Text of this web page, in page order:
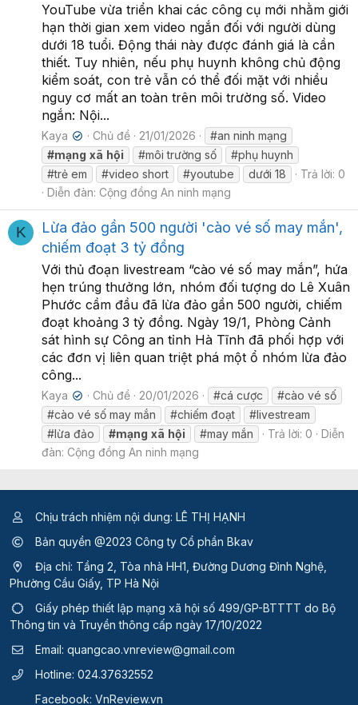
YouTube vừa triển khai các công cụ mới nhằm giới
hạn thời gian xem video ngắn đối với người dùng
dưới 18 tuổi. Động thái này được đánh giá là cần
thiết. Tuy nhiên, nếu phụ huynh không chủ động
kiểm soát, con trẻ vẫn có thể đối mặt với nhiều
nguy cơ mất an toàn trên môi trường số. Video
ngắn: Nội...
Kaya ✔ Chủ đề 21/01/2026
#an ninh mạng
#mạng xã hội #môi trường số
#phụ huynh
#trẻ em
#video short #youtube dưới 18
Trả lời: 0
Diễn đàn: Cộng đồng An ninh mạng
K
Lừa đảo gần 500 người 'cào vé số may mắn',
chiếm đoạt 3 tỷ đồng
Với thủ đoạn livestream “cào vé số may mắn”, hứa
hẹn trúng thưởng lớn, nhóm đối tượng do Lê Xuân
Phước cầm đầu đã lừa đảo gần 500 người, chiếm
đoạt khoảng 3 tỷ đồng. Ngày 19/1, Phòng Cảnh
sát hình sự Công an tỉnh Hà Tĩnh đã phối hợp với
các đơn vị liên quan triệt phá một ổ nhóm lừa đảo
công...
Kaya ✔ Chủ đề 20/01/2026 #cá cược
#cào vé số
#cào vé số may mắn
#chiếm đoạt
#livestream
#lừa đảo
#mạng xã hội #may mắn Trả lời: 0
Diễn
đàn: Cộng đồng An ninh mạng
Chịu trách nhiệm nội dung: LÊ THỊ HẠNH
Bản quyền @2023 Công ty Cổ phần Bkav
Địa chỉ: Tầng 2, Tòa nhà HH1, Đường Dương Đình Nghệ,
Phường Cầu Giấy, TP Hà Nội
Giấy phép thiết lập mạng xã hội số 499/GP-BTTTT do Bộ
Thông tin và Truyền thông cấp ngày 17/10/2022
Email: quangcao.vnreview@gmail.com
Hotline: 024.37632552
Facebook: VnReview.vn